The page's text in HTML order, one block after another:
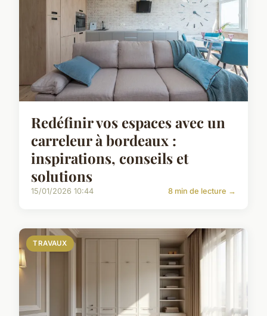
Redéfinir vos espaces avec un
carreleur à bordeaux :
inspirations, conseils et
solutions
15/01/2026 10:44 8 min de lecture →
TRAVAUX